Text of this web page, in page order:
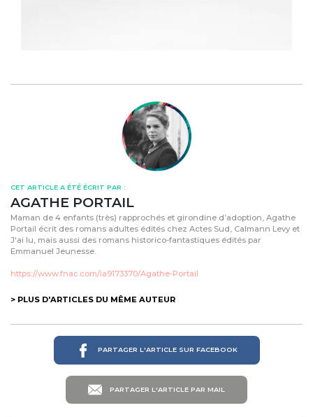
CET ARTICLE A ÉTÉ ÉCRIT PAR :
AGATHE PORTAIL
Maman de 4 enfants (très) rapprochés et girondine d’adoption, Agathe
Portail écrit des romans adultes édités chez Actes Sud, Calmann Levy et
J'ai lu, mais aussi des romans historico-fantastiques édités par
Emmanuel Jeunesse.
https://www.fnac.com/ia9173370/Agathe-Portail
> PLUS D'ARTICLES DU MÊME AUTEUR
PARTAGER L'ARTICLE SUR FACEBOOK
PARTAGER L'ARTICLE PAR MAIL